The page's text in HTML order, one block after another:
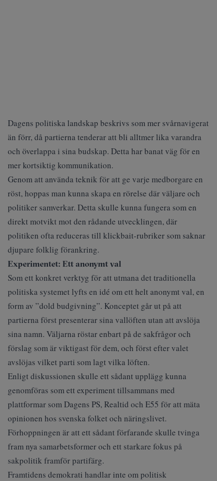
Dagens politiska landskap beskrivs som mer svårnavigerat
än förr, då partierna tenderar att bli alltmer lika varandra
och överlappa i sina budskap. Detta har banat väg för en
mer kortsiktig kommunikation.
Genom att använda teknik för att ge varje medborgare en
röst, hoppas man kunna skapa en rörelse där väljare och
politiker samverkar. Detta skulle kunna fungera som en
direkt motvikt mot den rådande utvecklingen, där
politiken ofta reduceras till klickbait-rubriker som saknar
djupare folklig förankring.
Experimentet: Ett anonymt val
Som ett konkret verktyg för att utmana det traditionella
politiska systemet lyfts en idé om ett helt anonymt val, en
form av ”dold budgivning”. Konceptet går ut på att
partierna först presenterar sina vallöften utan att avslöja
sina namn. Väljarna röstar enbart på de sakfrågor och
förslag som är viktigast för dem, och först efter valet
avslöjas vilket parti som lagt vilka löften.
Enligt diskussionen skulle ett sådant upplägg kunna
genomföras som ett experiment tillsammans med
plattformar som Dagens PS, Realtid och E55 för att mäta
opinionen hos svenska folket och näringslivet.
Förhoppningen är att ett sådant förfarande skulle tvinga
fram nya samarbetsformer och ett starkare fokus på
sakpolitik framför partifärg.
Framtidens demokrati handlar inte om politisk